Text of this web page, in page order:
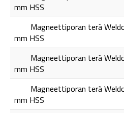
mm HSS
Magneettiporan terä
mm HSS
Magneettiporan terä
mm HSS
Magneettiporan terä
mm HSS